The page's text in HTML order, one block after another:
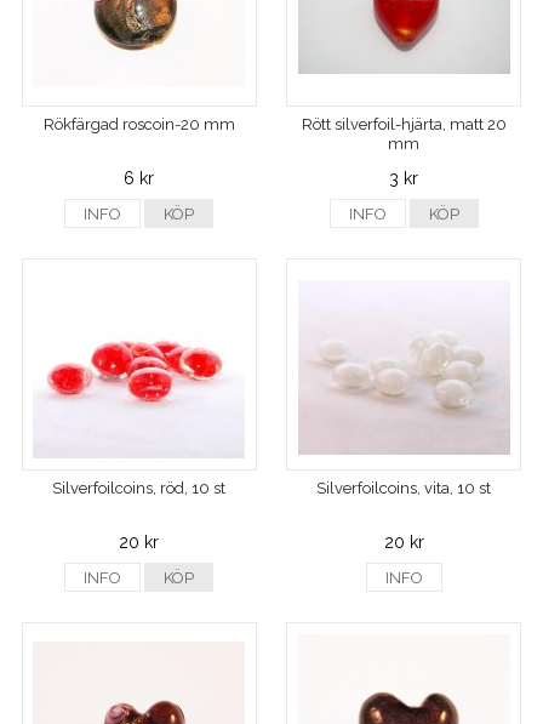
Rökfärgad roscoin-20 mm
6 kr
INFO KÖP
Rött silverfoil-hjärta, matt 20
mm
3 kr
INFO KÖP
Silverfoilcoins, röd, 10 st
20 kr
INFO KÖP
Silverfoilcoins, vita, 10 st
20 kr
INFO